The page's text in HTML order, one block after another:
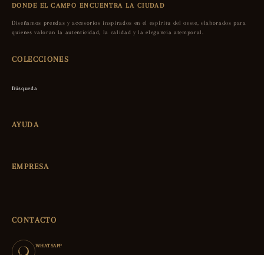
DONDE EL CAMPO ENCUENTRA LA CIUDAD
Diseñamos prendas y accesorios inspirados en el espíritu del oeste, elaborados para
quienes valoran la autenticidad, la calidad y la elegancia atemporal.
COLECCIONES
Búsqueda
AYUDA
EMPRESA
CONTACTO
WHATSAPP